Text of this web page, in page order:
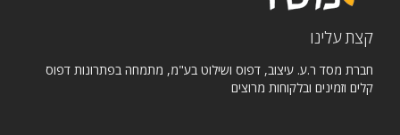
קצת עלינו
חברת מסד ר.ע. עיצוב, דפוס ושילוט בע"מ, מתמחה בפתרונות דפוס
קלים וזמינים ובלקוחות מרוצים